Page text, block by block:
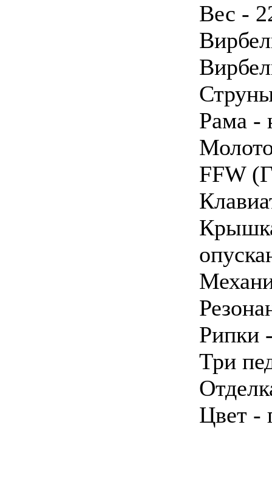
Вес -
Рама -
FFW
Рипки
Три
Цвет -